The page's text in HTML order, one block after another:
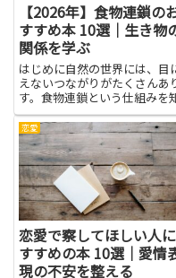
【2026年】食物連鎖の
すすめ本 10選｜生き物
関係を学ぶ
はじめに自然の世界には、目
えないつながりがたくさんあ
す。食物連鎖という仕組みを
と、動物や植物が互いにどん
割を果たしているのかが、絵
のように見えるようになりま
生き物の関係を学ぶことで、
回りの自然を観察する力が育
ち、...
恋愛
恋愛で察してほしい人
すすめの本 10選｜愛情
現の不安を整える